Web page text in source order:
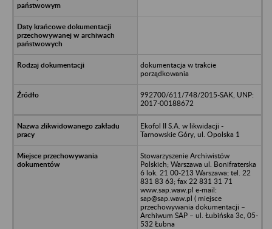
dokumentacja w trakcie
porządkowania
992700/611/748/2015-SAK, UNP:
2017-00188672
Ekofol II S.A. w likwidacji -
Tarnowskie Góry, ul. Opolska 1
Stowarzyszenie Archiwistów
Polskich; Warszawa ul. Bonifraterska
6 lok. 21 00-213 Warszawa; tel. 22
831 83 63; fax 22 831 31 71
www.sap.waw.pl e-mail:
sap@sap.waw.pl ( miejsce
przechowywania dokumentacji –
Archiwum SAP – ul. Łubińska 3c, 05-
532 Łubna